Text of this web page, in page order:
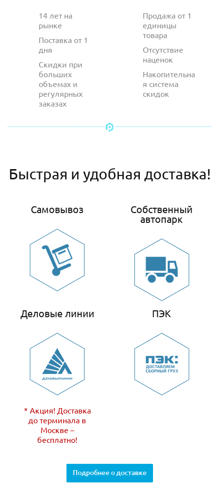
14 лет на
рынке
Поставка от 1
дня
Скидки при
больших
объемах и
регулярных
заказах
Продажа от 1
единицы
товара
Отсутствие
наценок
Накопительна
я система
скидок
Быстрая и удобная доставка!
Самовывоз
Собственный
автопарк
Деловые линии
* Акция! Доставка
до терминала в
Москве –
бесплатно!
ПЭК
Подробнее о доставке